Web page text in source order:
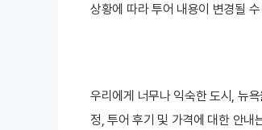
상황에 따라 투어 내용이 변경될
우리에게 너무나 익숙한 도시, 뉴
정, 투어 후기 및 가격에 대한 안내